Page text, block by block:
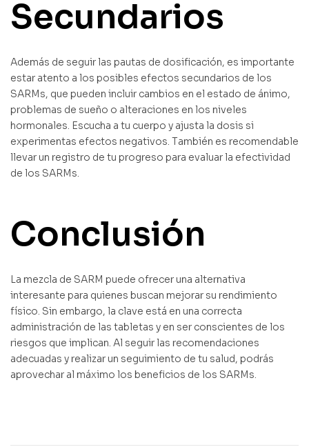
Secundarios
Además de seguir las pautas de dosificación, es importante
estar atento a los posibles efectos secundarios de los
SARMs, que pueden incluir cambios en el estado de ánimo,
problemas de sueño o alteraciones en los niveles
hormonales. Escucha a tu cuerpo y ajusta la dosis si
experimentas efectos negativos. También es recomendable
llevar un registro de tu progreso para evaluar la efectividad
de los SARMs.
Conclusión
La mezcla de SARM puede ofrecer una alternativa
interesante para quienes buscan mejorar su rendimiento
físico. Sin embargo, la clave está en una correcta
administración de las tabletas y en ser conscientes de los
riesgos que implican. Al seguir las recomendaciones
adecuadas y realizar un seguimiento de tu salud, podrás
aprovechar al máximo los beneficios de los SARMs.